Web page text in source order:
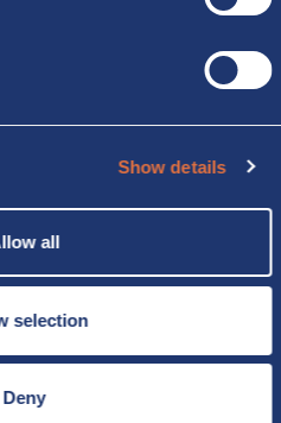
Show details
all
selection
Deny
505
CARADO